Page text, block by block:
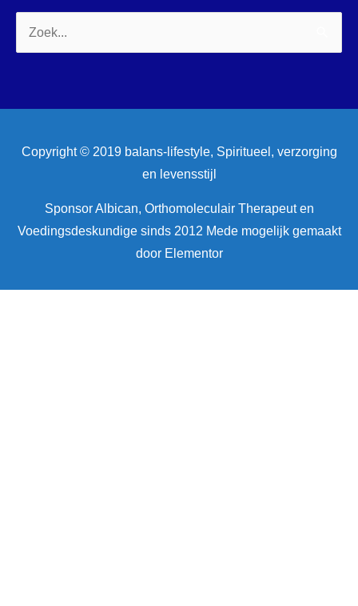
Zoek
naar:
Copyright © 2019 balans-lifestyle, Spiritueel, verzorging
en levensstijl
Sponsor Albican, Orthomoleculair Therapeut en
Voedingsdeskundige sinds 2012 Mede mogelijk gemaakt
door Elementor